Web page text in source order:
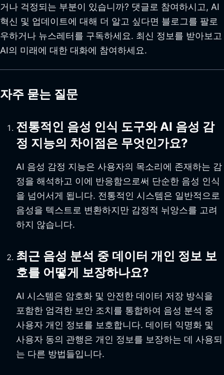
거나 걱정되는 부분이 있습니까? 댓글로 참여하시고, AI
혁신 및 업데이트에 대해 더 알고 싶다면 블로그를 팔로
우하거나 뉴스레터를 구독하세요. 최신 정보를 받아보고
AI의 미래에 대한 대화에 참여하세요.
자주 묻는 질문
전통적인 음성 인식 도구와 AI 음성 감
정 지능의 차이점은 무엇인가요?
AI 음성 감정 지능은 사용자의 목소리에 존재하는 감
정을 해석하고 이에 반응함으로써 단순한 음성 인식
을 넘어서게 됩니다. 전통적인 시스템은 일반적으로
음성을 텍스트로 변환하지만 감정적 뉘앙스를 고려
하지 않습니다.
최근 음성 분석 중 데이터 개인 정보 보
호를 어떻게 보장하나요?
AI 시스템은 암호화 및 안전한 데이터 저장 방식을
포함한 엄격한 보안 조치를 통합하여 음성 분석 중
사용자 개인 정보를 보호합니다. 데이터 익명화 및
사용자 동의 관행은 개인 정보를 보장하는 데 사용되
는 다른 방법들입니다.